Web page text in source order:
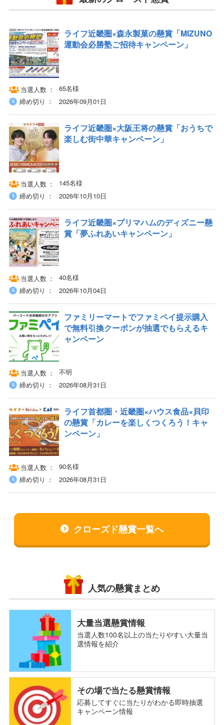
ライフ近畿圏×森永製菓の懸賞「MIZUNO
運動会必勝塾ご招待キャンペーン」
当選人数
65名様
締め切り
2026年09月01日
ライフ近畿圏×大阪王将の懸賞「おうちで
楽しむ街中華キャンペーン」
当選人数
145名様
締め切り
2026年10月10日
ライフ近畿圏×プリマハムのディズニー懸
賞「夢ふれあいキャンペーン」
当選人数
40名様
締め切り
2026年10月04日
ファミリーマートでファミペイ提示購入
で無料引換クーポンが抽選でもらえるキ
ャンペーン
当選人数
不明
締め切り
2026年08月31日
ライフ首都圏・近畿圏×ハウス食品×貝印
の懸賞「カレーを楽しくつくろう！キャ
ンペーン」
当選人数
90名様
締め切り
2026年08月31日
クローズド懸賞一覧へ
人気の懸賞まとめ
大量当選懸賞情報
当選人数100名以上の当たりやすい大量当
選情報を紹介
その場で当たる懸賞情報
応募してすぐに当たりがわかる即時抽選
キャンペーン情報